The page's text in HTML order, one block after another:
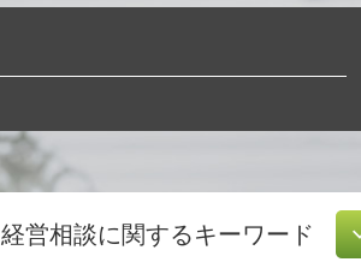
経営相談に関するキーワード